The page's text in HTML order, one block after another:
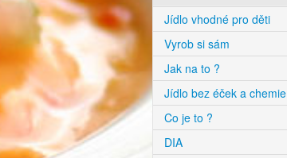
Jídlo vhodné pro děti
Vyrob si sám
Jak na to ?
Jídlo bez éček a chemie
Co je to ?
DIA